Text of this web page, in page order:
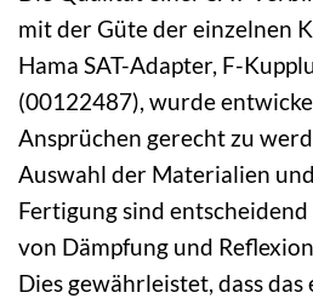
mit der Güte der einzelnen
Hama SAT-Adapter, F-
(00122487), wurde
Ansprüchen gerecht zu
Auswahl der Materialien
Fertigung sind
von Dämpfung und
Dies gewährleistet, dass das